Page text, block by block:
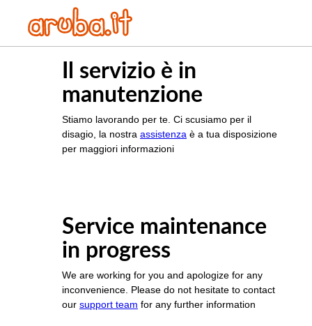
Il servizio è in
manutenzione
Stiamo lavorando per te. Ci scusiamo per il
disagio, la nostra assistenza è a tua disposizione
per maggiori informazioni
Service maintenance
in progress
We are working for you and apologize for any
inconvenience. Please do not hesitate to contact
our support team for any further information